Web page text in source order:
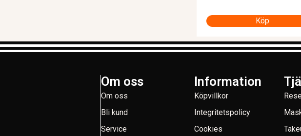
Köp
Om oss
Om oss
Bli kund
Service
Information
Köpvillkor
Integritetspolicy
Cookies